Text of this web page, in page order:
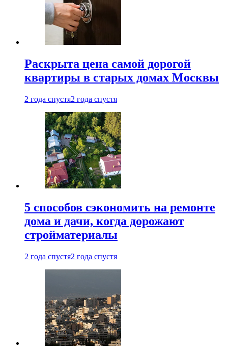
Раскрыта цена самой дорогой
квартиры в старых домах Москвы
2 года спустя2 года спустя
5 способов сэкономить на ремонте
дома и дачи, когда дорожают
стройматериалы
2 года спустя2 года спустя